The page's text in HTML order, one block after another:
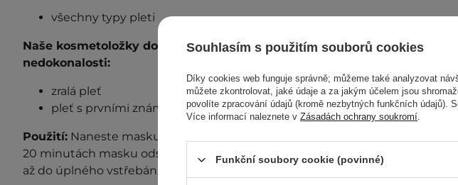
všechny typy pleti
Naše kosmetoložky doporučují přípravek pro tyto typy pleti a kosmetické
nedokonalosti:
zralá pleť
pleť s prvními známkami stárnutí a jemnými vráskami
Použití: Naneste masku na očištěnou a tonizovanou pokožku obličeje. Po 10-
20 minutách masku odstraňte a zbytek esence jemně vklepejte do pokožky
až do úplného vstřebání.
Souhlasím s použitím souborů cookies
Díky cookies web funguje správně; můžeme také analyzovat
můžete zkontrolovat, jaké údaje a za jakým účelem jsou
povolíte zpracování údajů (kromě nezbytných funkčních údajů).
Více informací naleznete v Zásadách ochrany soukromí.
Funkční soubory cookie (povinné)